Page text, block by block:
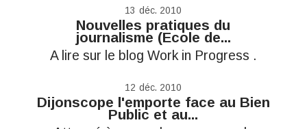
13 déc. 2010
Nouvelles pratiques du
journalisme (Ecole de...
A lire sur le blog Work in Progress .
12 déc. 2010
Dijonscope l'emporte face au Bien
Public et au...